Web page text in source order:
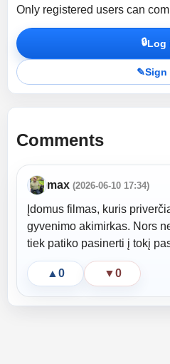
Only registered users can
🔒Log
✎Sign
Comments
max (2026-06-10 17:34)
Įdomus filmas, kuris
gyvenimo akimirkas. Nors
tiek patiko pasinerti į tokį
▲ 0 ▼0